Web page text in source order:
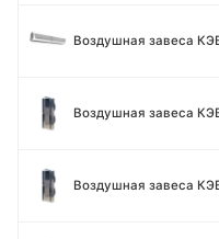
Воздушная завеса
Воздушная завеса
Воздушная завеса